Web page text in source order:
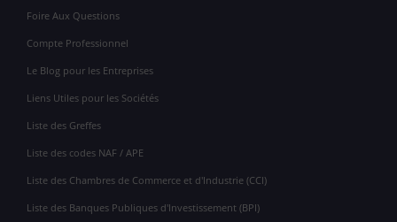
Foire Aux Questions
Compte Professionnel
Le Blog pour les Entreprises
Liens Utiles pour les Sociétés
Liste des Greffes
Liste des codes NAF / APE
Liste des Chambres de Commerce et d'Industrie (CCI)
Liste des Banques Publiques d'Investissement (BPI)